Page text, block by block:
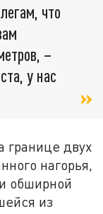
что
–
у нас
границе двух
нагорья,
обширной
из